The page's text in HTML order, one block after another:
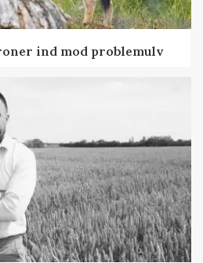
ind mod problemulv